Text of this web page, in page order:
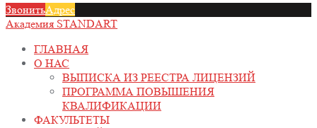
ЗвонитьАдрес
Академия STANDART
ГЛАВНАЯ
О НАС
ВЫПИСКА ИЗ РЕЕСТРА ЛИЦЕНЗИЙ
ПРОГРАММА ПОВЫШЕНИЯ
КВАЛИФИКАЦИИ
ФАКУЛЬТЕТЫ